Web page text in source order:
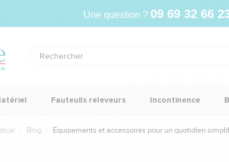
Une question ? 09 69 32 66
Fauteuils releveurs Incontinence
Blog Équipements et accessoires pour un quotidien